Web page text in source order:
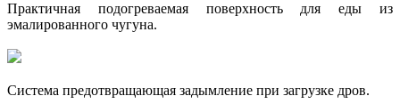
Практичная подогреваемая поверхность для еды из
эмалированного чугуна.
Система предотвращающая задымление при загрузке дров.